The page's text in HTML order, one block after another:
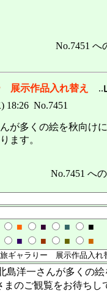
No.7451 へ
展示作品入れ替え ..
18:26 No.7451
が多くの絵を秋向け
ます。
No.7451 へ
■ ■ ■
■
■ ■ ■
■